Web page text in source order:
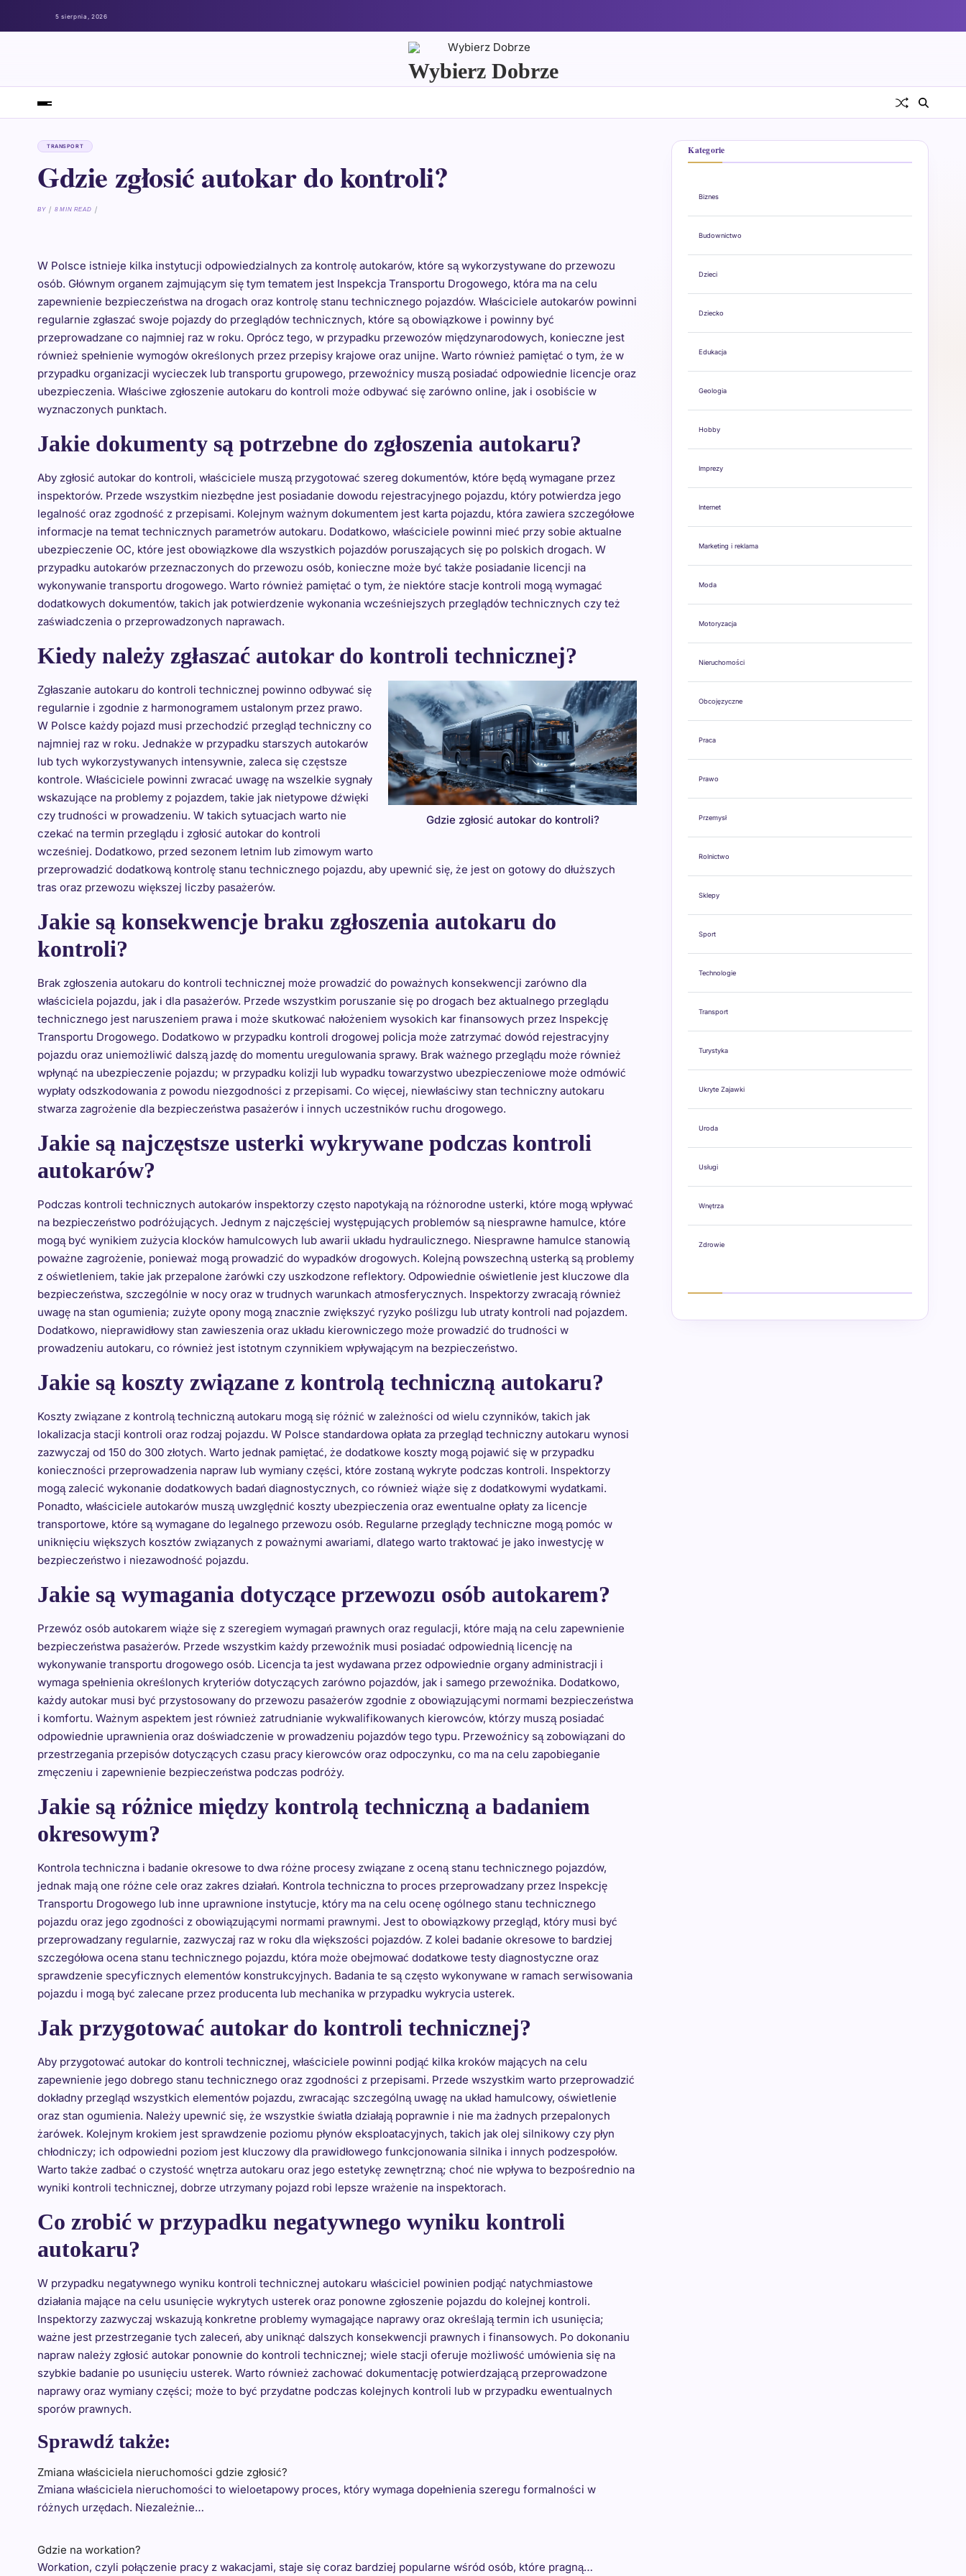
5 sierpnia, 2026
Wybierz Dobrze
TRANSPORT
Gdzie zgłosić autokar do kontroli?
BY 8 MIN READ
W Polsce istnieje kilka instytucji odpowiedzialnych za kontrolę autokarów, które są wykorzystywane do przewozu
osób. Głównym organem zajmującym się tym tematem jest Inspekcja Transportu Drogowego, która ma na celu
zapewnienie bezpieczeństwa na drogach oraz kontrolę stanu technicznego pojazdów. Właściciele autokarów powinni
regularnie zgłaszać swoje pojazdy do przeglądów technicznych, które są obowiązkowe i powinny być
przeprowadzane co najmniej raz w roku. Oprócz tego, w przypadku przewozów międzynarodowych, konieczne jest
również spełnienie wymogów określonych przez przepisy krajowe oraz unijne. Warto również pamiętać o tym, że w
przypadku organizacji wycieczek lub transportu grupowego, przewoźnicy muszą posiadać odpowiednie licencje oraz
ubezpieczenia. Właściwe zgłoszenie autokaru do kontroli może odbywać się zarówno online, jak i osobiście w
wyznaczonych punktach.
Jakie dokumenty są potrzebne do zgłoszenia autokaru?
Aby zgłosić autokar do kontroli, właściciele muszą przygotować szereg dokumentów, które będą wymagane przez
inspektorów. Przede wszystkim niezbędne jest posiadanie dowodu rejestracyjnego pojazdu, który potwierdza jego
legalność oraz zgodność z przepisami. Kolejnym ważnym dokumentem jest karta pojazdu, która zawiera szczegółowe
informacje na temat technicznych parametrów autokaru. Dodatkowo, właściciele powinni mieć przy sobie aktualne
ubezpieczenie OC, które jest obowiązkowe dla wszystkich pojazdów poruszających się po polskich drogach. W
przypadku autokarów przeznaczonych do przewozu osób, konieczne może być także posiadanie licencji na
wykonywanie transportu drogowego. Warto również pamiętać o tym, że niektóre stacje kontroli mogą wymagać
dodatkowych dokumentów, takich jak potwierdzenie wykonania wcześniejszych przeglądów technicznych czy też
zaświadczenia o przeprowadzonych naprawach.
Kiedy należy zgłaszać autokar do kontroli technicznej?
Gdzie zgłosić autokar do kontroli?
Zgłaszanie autokaru do kontroli technicznej powinno odbywać się
regularnie i zgodnie z harmonogramem ustalonym przez prawo.
W Polsce każdy pojazd musi przechodzić przegląd techniczny co
najmniej raz w roku. Jednakże w przypadku starszych autokarów
lub tych wykorzystywanych intensywnie, zaleca się częstsze
kontrole. Właściciele powinni zwracać uwagę na wszelkie sygnały
wskazujące na problemy z pojazdem, takie jak nietypowe dźwięki
czy trudności w prowadzeniu. W takich sytuacjach warto nie
czekać na termin przeglądu i zgłosić autokar do kontroli
wcześniej. Dodatkowo, przed sezonem letnim lub zimowym warto
przeprowadzić dodatkową kontrolę stanu technicznego pojazdu, aby upewnić się, że jest on gotowy do dłuższych
tras oraz przewozu większej liczby pasażerów.
Jakie są konsekwencje braku zgłoszenia autokaru do
kontroli?
Brak zgłoszenia autokaru do kontroli technicznej może prowadzić do poważnych konsekwencji zarówno dla
właściciela pojazdu, jak i dla pasażerów. Przede wszystkim poruszanie się po drogach bez aktualnego przeglądu
technicznego jest naruszeniem prawa i może skutkować nałożeniem wysokich kar finansowych przez Inspekcję
Transportu Drogowego. Dodatkowo w przypadku kontroli drogowej policja może zatrzymać dowód rejestracyjny
pojazdu oraz uniemożliwić dalszą jazdę do momentu uregulowania sprawy. Brak ważnego przeglądu może również
wpłynąć na ubezpieczenie pojazdu; w przypadku kolizji lub wypadku towarzystwo ubezpieczeniowe może odmówić
wypłaty odszkodowania z powodu niezgodności z przepisami. Co więcej, niewłaściwy stan techniczny autokaru
stwarza zagrożenie dla bezpieczeństwa pasażerów i innych uczestników ruchu drogowego.
Jakie są najczęstsze usterki wykrywane podczas kontroli
autokarów?
Podczas kontroli technicznych autokarów inspektorzy często napotykają na różnorodne usterki, które mogą wpływać
na bezpieczeństwo podróżujących. Jednym z najczęściej występujących problemów są niesprawne hamulce, które
mogą być wynikiem zużycia klocków hamulcowych lub awarii układu hydraulicznego. Niesprawne hamulce stanowią
poważne zagrożenie, ponieważ mogą prowadzić do wypadków drogowych. Kolejną powszechną usterką są problemy
z oświetleniem, takie jak przepalone żarówki czy uszkodzone reflektory. Odpowiednie oświetlenie jest kluczowe dla
bezpieczeństwa, szczególnie w nocy oraz w trudnych warunkach atmosferycznych. Inspektorzy zwracają również
uwagę na stan ogumienia; zużyte opony mogą znacznie zwiększyć ryzyko poślizgu lub utraty kontroli nad pojazdem.
Dodatkowo, nieprawidłowy stan zawieszenia oraz układu kierowniczego może prowadzić do trudności w
prowadzeniu autokaru, co również jest istotnym czynnikiem wpływającym na bezpieczeństwo.
Jakie są koszty związane z kontrolą techniczną autokaru?
Koszty związane z kontrolą techniczną autokaru mogą się różnić w zależności od wielu czynników, takich jak
lokalizacja stacji kontroli oraz rodzaj pojazdu. W Polsce standardowa opłata za przegląd techniczny autokaru wynosi
zazwyczaj od 150 do 300 złotych. Warto jednak pamiętać, że dodatkowe koszty mogą pojawić się w przypadku
konieczności przeprowadzenia napraw lub wymiany części, które zostaną wykryte podczas kontroli. Inspektorzy
mogą zalecić wykonanie dodatkowych badań diagnostycznych, co również wiąże się z dodatkowymi wydatkami.
Ponadto, właściciele autokarów muszą uwzględnić koszty ubezpieczenia oraz ewentualne opłaty za licencje
transportowe, które są wymagane do legalnego przewozu osób. Regularne przeglądy techniczne mogą pomóc w
uniknięciu większych kosztów związanych z poważnymi awariami, dlatego warto traktować je jako inwestycję w
bezpieczeństwo i niezawodność pojazdu.
Jakie są wymagania dotyczące przewozu osób autokarem?
Przewóz osób autokarem wiąże się z szeregiem wymagań prawnych oraz regulacji, które mają na celu zapewnienie
bezpieczeństwa pasażerów. Przede wszystkim każdy przewoźnik musi posiadać odpowiednią licencję na
wykonywanie transportu drogowego osób. Licencja ta jest wydawana przez odpowiednie organy administracji i
wymaga spełnienia określonych kryteriów dotyczących zarówno pojazdów, jak i samego przewoźnika. Dodatkowo,
każdy autokar musi być przystosowany do przewozu pasażerów zgodnie z obowiązującymi normami bezpieczeństwa
i komfortu. Ważnym aspektem jest również zatrudnianie wykwalifikowanych kierowców, którzy muszą posiadać
odpowiednie uprawnienia oraz doświadczenie w prowadzeniu pojazdów tego typu. Przewoźnicy są zobowiązani do
przestrzegania przepisów dotyczących czasu pracy kierowców oraz odpoczynku, co ma na celu zapobieganie
zmęczeniu i zapewnienie bezpieczeństwa podczas podróży.
Jakie są różnice między kontrolą techniczną a badaniem
okresowym?
Kontrola techniczna i badanie okresowe to dwa różne procesy związane z oceną stanu technicznego pojazdów,
jednak mają one różne cele oraz zakres działań. Kontrola techniczna to proces przeprowadzany przez Inspekcję
Transportu Drogowego lub inne uprawnione instytucje, który ma na celu ocenę ogólnego stanu technicznego
pojazdu oraz jego zgodności z obowiązującymi normami prawnymi. Jest to obowiązkowy przegląd, który musi być
przeprowadzany regularnie, zazwyczaj raz w roku dla większości pojazdów. Z kolei badanie okresowe to bardziej
szczegółowa ocena stanu technicznego pojazdu, która może obejmować dodatkowe testy diagnostyczne oraz
sprawdzenie specyficznych elementów konstrukcyjnych. Badania te są często wykonywane w ramach serwisowania
pojazdu i mogą być zalecane przez producenta lub mechanika w przypadku wykrycia usterek.
Jak przygotować autokar do kontroli technicznej?
Aby przygotować autokar do kontroli technicznej, właściciele powinni podjąć kilka kroków mających na celu
zapewnienie jego dobrego stanu technicznego oraz zgodności z przepisami. Przede wszystkim warto przeprowadzić
dokładny przegląd wszystkich elementów pojazdu, zwracając szczególną uwagę na układ hamulcowy, oświetlenie
oraz stan ogumienia. Należy upewnić się, że wszystkie światła działają poprawnie i nie ma żadnych przepalonych
żarówek. Kolejnym krokiem jest sprawdzenie poziomu płynów eksploatacyjnych, takich jak olej silnikowy czy płyn
chłodniczy; ich odpowiedni poziom jest kluczowy dla prawidłowego funkcjonowania silnika i innych podzespołów.
Warto także zadbać o czystość wnętrza autokaru oraz jego estetykę zewnętrzną; choć nie wpływa to bezpośrednio na
wyniki kontroli technicznej, dobrze utrzymany pojazd robi lepsze wrażenie na inspektorach.
Co zrobić w przypadku negatywnego wyniku kontroli
autokaru?
W przypadku negatywnego wyniku kontroli technicznej autokaru właściciel powinien podjąć natychmiastowe
działania mające na celu usunięcie wykrytych usterek oraz ponowne zgłoszenie pojazdu do kolejnej kontroli.
Inspektorzy zazwyczaj wskazują konkretne problemy wymagające naprawy oraz określają termin ich usunięcia;
ważne jest przestrzeganie tych zaleceń, aby uniknąć dalszych konsekwencji prawnych i finansowych. Po dokonaniu
napraw należy zgłosić autokar ponownie do kontroli technicznej; wiele stacji oferuje możliwość umówienia się na
szybkie badanie po usunięciu usterek. Warto również zachować dokumentację potwierdzającą przeprowadzone
naprawy oraz wymiany części; może to być przydatne podczas kolejnych kontroli lub w przypadku ewentualnych
sporów prawnych.
Sprawdź także:
Zmiana właściciela nieruchomości gdzie zgłosić?
Zmiana właściciela nieruchomości to wieloetapowy proces, który wymaga dopełnienia szeregu formalności w
różnych urzędach. Niezależnie…
Gdzie na workation?
Workation, czyli połączenie pracy z wakacjami, staje się coraz bardziej popularne wśród osób, które pragną…
Kategorie
Biznes
Budownictwo
Dzieci
Dziecko
Edukacja
Geologia
Hobby
Imprezy
Internet
Marketing i reklama
Moda
Motoryzacja
Nieruchomości
Obcojęzyczne
Praca
Prawo
Przemysł
Rolnictwo
Sklepy
Sport
Technologie
Transport
Turystyka
Ukryte Zajawki
Uroda
Usługi
Wnętrza
Zdrowie